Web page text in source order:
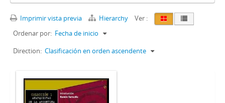
Imprimir vista previa Hierarchy
Ver :
Ordenar por: Fecha de inicio
Direction: Clasificación en orden ascendente